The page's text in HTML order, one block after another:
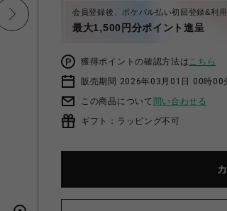
会員登録後、ポケパル払い初回登録&利
最大1,500円分ポイント進呈
獲得ポイントの確認方法はこちら
販売期間 2026年03月01日 00時
この商品について 問い合わせる
ギフト：ラッピング不可